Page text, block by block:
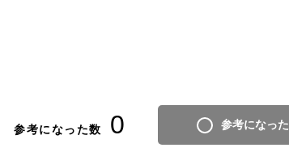
参考になった数 0 参考になった